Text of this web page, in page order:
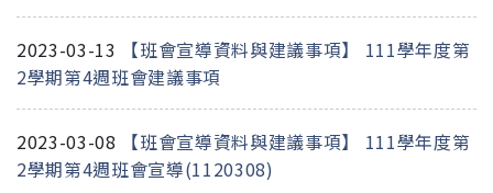
2023-03-13
【班會宣導資料與建議事項】 111學年度第
2學期第4週班會建議事項
2023-03-08
【班會宣導資料與建議事項】 111學年度第
2學期第4週班會宣導(1120308)